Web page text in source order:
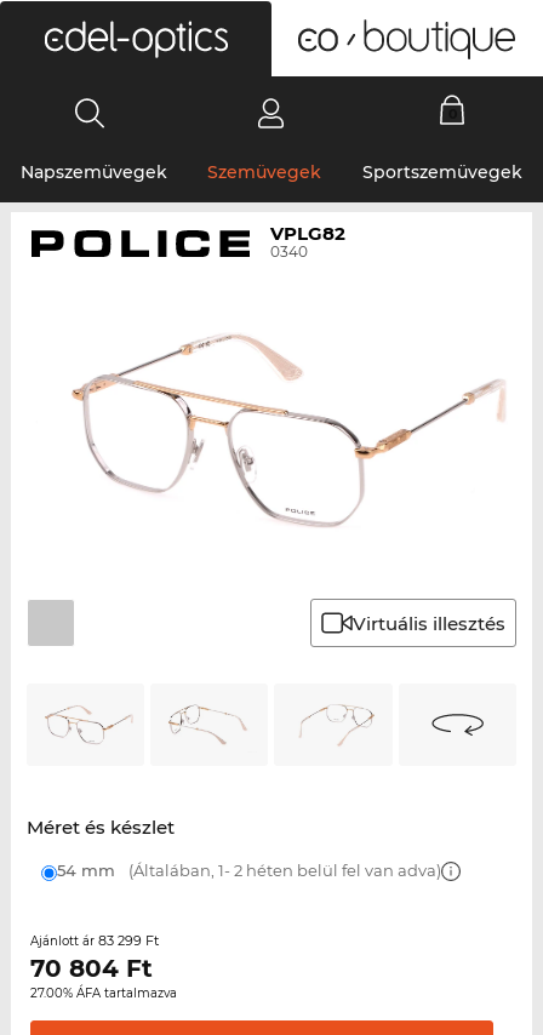
Napszemüvegek Szemüvegek Sportszemüvegek
VPLG82
0340
Virtuális illesztés
Méret és készlet
54 mm (Általában, 1- 2 héten belül fel van adva)
Ajánlott ár 83 299 Ft
70 804Ft
27.00% ÁFA tartalmazva